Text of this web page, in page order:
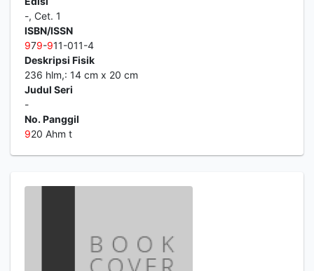
-, Cet. 1
ISBN/ISSN
979-911-011-4
Deskripsi Fisik
236 hlm,: 14 cm x 20 cm
Judul Seri
-
No. Panggil
920 Ahm t